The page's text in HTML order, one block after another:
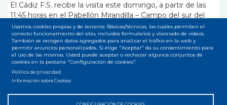
El Cádiz F.S. recibe la visita este domingo, a partir de las
11:45 horas en el Pabellón Mirandilla – Campo del sur del
conjunto extremeño de la UD La Cruz Villanovense en
partido que será retransmitido en directo por Onda Cádiz
TV desde las 11:35 horas.
Suscribirse a femenino
Usamos cookies propias y de terceros: Básicas/técnicas, las cuales permiten el
correcto funcionamiento del sitio, incluidos formularios y visionado de vídeos.
También se recogen datos agregados para analizar el tráfico en la web y
permitir anuncios personalizados. Si elige "Aceptar" da su consentimiento para
el uso de las mismas. Usted puede aceptar o rechazar algunos conjuntos de
cookies en la pestaña "Configuración de cookies".
Política de privacidad
Información sobre Cookies